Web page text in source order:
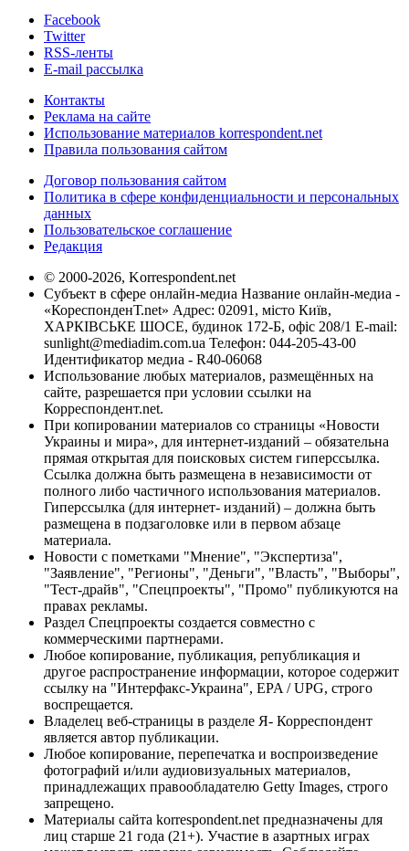
Facebook
Twitter
RSS-ленты
E-mail рассылка
Контакты
Реклама на сайте
Использование материалов korrespondent.net
Правила пользования сайтом
Договор пользования сайтом
Политика в сфере конфиденциальности и персональных
данных
Пользовательское соглашение
Редакция
© 2000-2026, Korrespondent.net
Субъект в сфере онлайн-медиа Название онлайн-медиа -
«КореспонденТ.net» Адрес: 02091, місто Київ,
ХАРКІВСЬКЕ ШОСЕ, будинок 172-Б, офіс 208/1 E-mail:
sunlight@mediadim.com.ua Телефон: 044-205-43-00
Идентификатор медиа - R40-06068
Использование любых материалов, размещённых на
сайте, разрешается при условии ссылки на
Корреспондент.net.
При копировании материалов со страницы «Новости
Украины и мира», для интернет-изданий – обязательна
прямая открытая для поисковых систем гиперссылка.
Ссылка должна быть размещена в независимости от
полного либо частичного использования материалов.
Гиперссылка (для интернет- изданий) – должна быть
размещена в подзаголовке или в первом абзаце
материала.
Новости с пометками "Мнение", "Экспертиза",
"Заявление", "Регионы", "Деньги", "Власть", "Выборы",
"Тест-драйв", "Спецпроекты", "Промо" публикуются на
правах рекламы.
Раздел Спецпроекты создается совместно с
коммерческими партнерами.
Любое копирование, публикация, републикация и
другое распространение информации, которое содержит
ссылку на "Интерфакс-Украина", EPA / UPG, строго
воспрещается.
Владелец веб-страницы в разделе Я- Корреспондент
является автор публикации.
Любое копирование, перепечатка и воспроизведение
фотографий и/или аудиовизуальных материалов,
принадлежащих правообладателю Getty Images, строго
запрещено.
Материалы сайта korrespondent.net предназначены для
лиц старше 21 года (21+). Участие в азартных играх